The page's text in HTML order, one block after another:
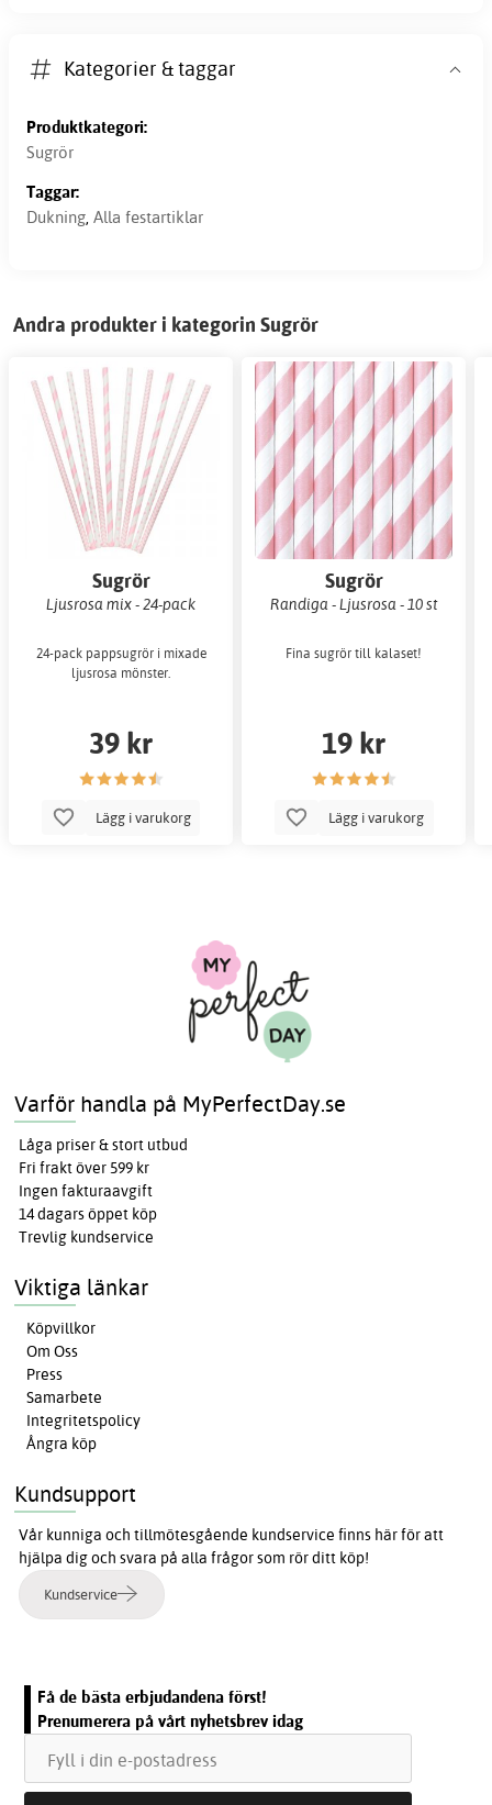
Kategorier & taggar
Produktkategori:
Sugrör
Taggar:
Dukning, Alla festartiklar
Andra produkter i kategorin Sugrör
Sugrör
Ljusrosa mix - 24-pack
24-pack pappsugrör i mixade
ljusrosa mönster.
39 kr
Lägg i varukorg
Sugrör
Randiga - Ljusrosa - 10 st
Fina sugrör till kalaset!
19 kr
Lägg i varukorg
Varför handla på MyPerfectDay.se
Låga priser & stort utbud
Fri frakt över 599 kr
Ingen fakturaavgift
14 dagars öppet köp
Trevlig kundservice
Viktiga länkar
Köpvillkor
Om Oss
Press
Samarbete
Integritetspolicy
Ångra köp
Kundsupport
Vår kunniga och tillmötesgående kundservice finns här för att
hjälpa dig och svara på alla frågor som rör ditt köp!
Kundservice
Få de bästa erbjudandena först!
Prenumerera på vårt nyhetsbrev idag